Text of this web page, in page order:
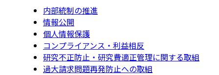
内部統制の推進
情報公開
個人情報保護
コンプライアンス・利益相反
研究不正防止・研究費適正管理に関する取組
過大請求問題再発防止への取組